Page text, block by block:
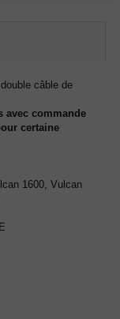
câble de
avec commande
certaine
1600, Vulcan